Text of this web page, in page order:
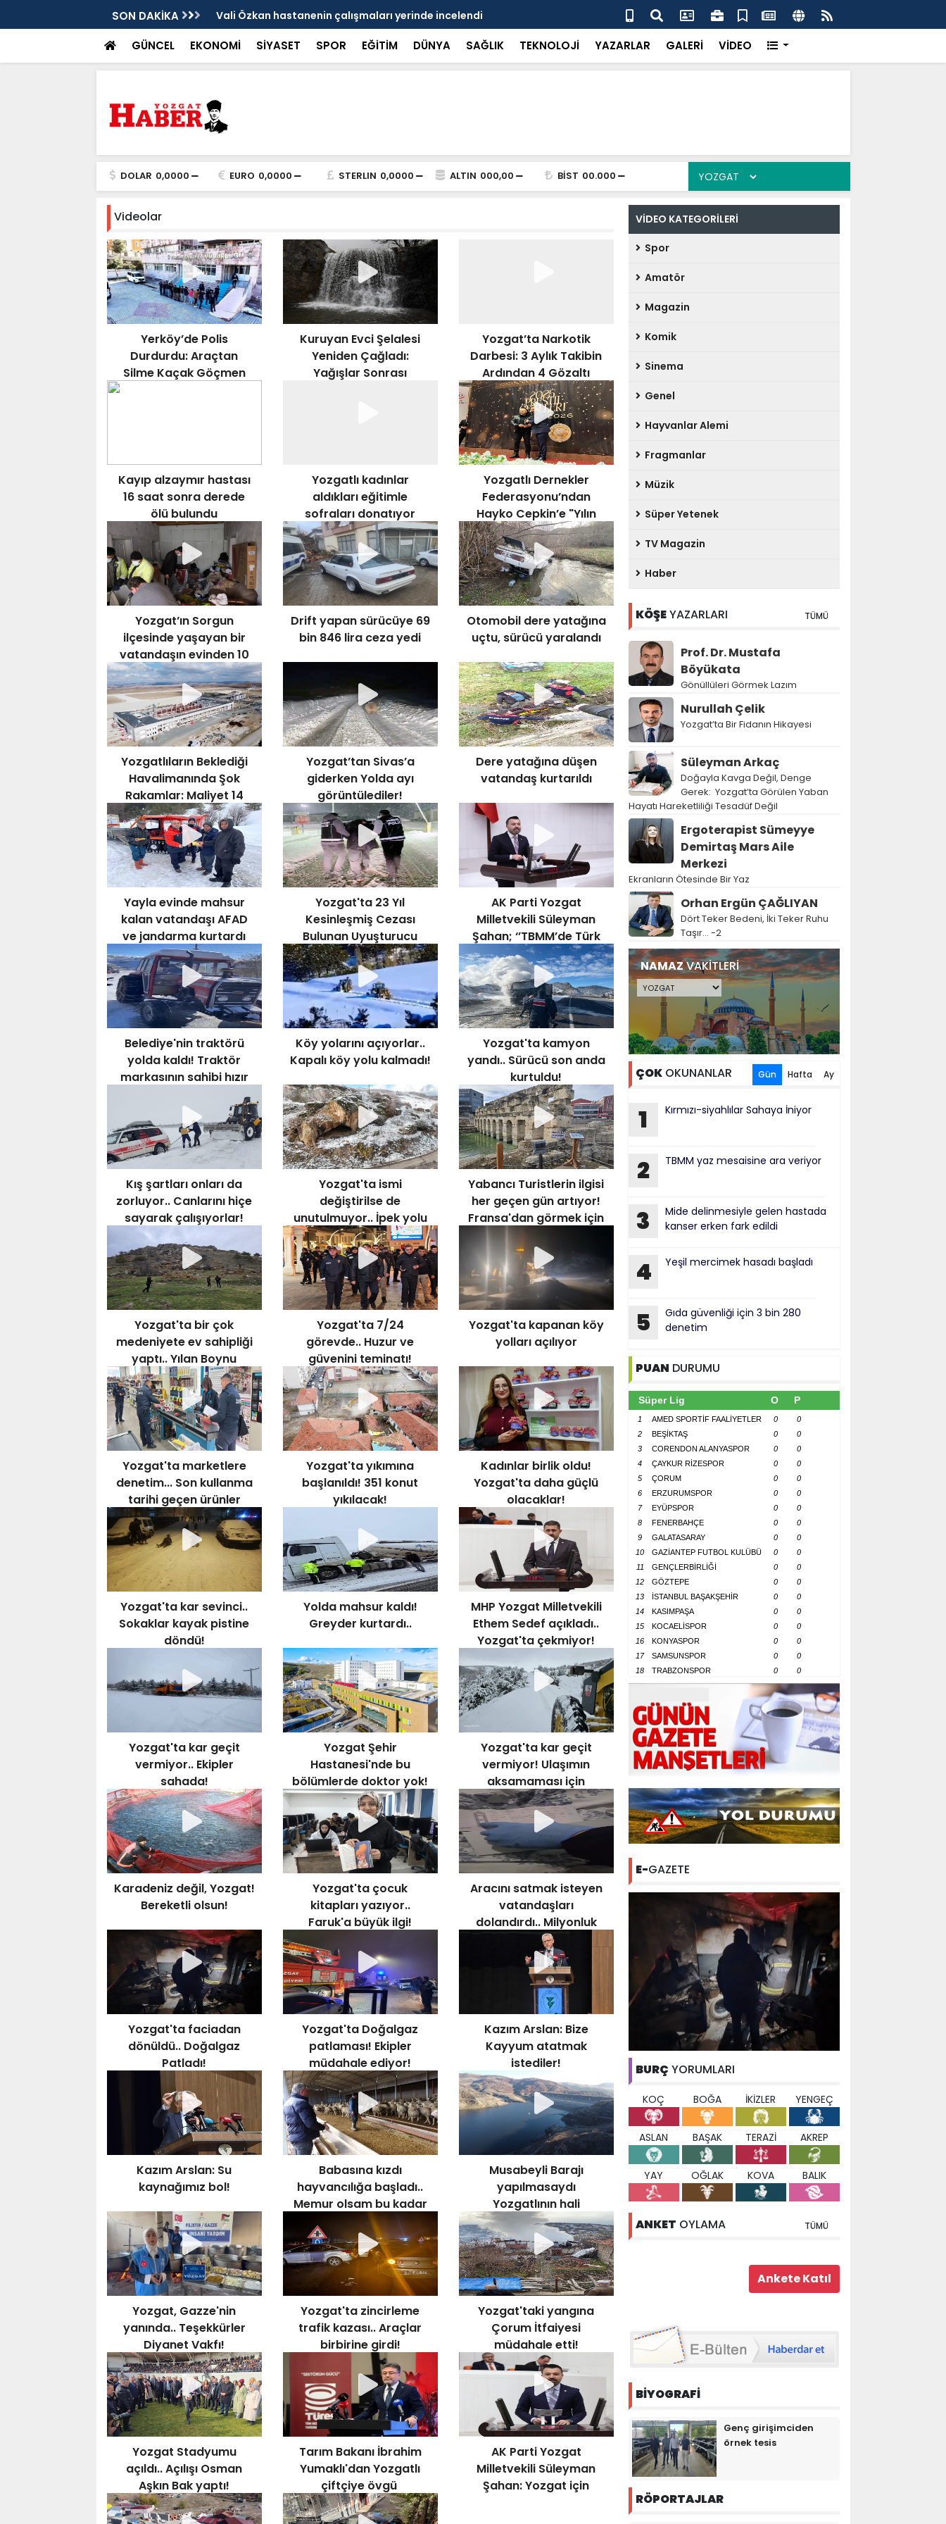
SON DAKİKA Vali Özkan hastanenin çalışmaları yerinde incelendi Karaarslan'dan UMKE'ye övgü
GÜNCEL EKONOMİ SİYASET SPOR EĞİTİM DÜNYA SAĞLIK TEKNOLOJİ YAZARLAR GALERİ VİDEO
DOLAR 0,0000 EURO 0,0000 STERLIN 0,0000 ALTIN 000,00 BİST 00.000
Videolar
Yerköy’de Polis
Durdurdu: Araçtan
Silme Kaçak Göçmen
Kuruyan Evci Şelalesi
Yeniden Çağladı:
Yağışlar Sonrası
Yozgat’ta Narkotik
Darbesi: 3 Aylık Takibin
Ardından 4 Gözaltı
Kayıp alzaymır hastası
16 saat sonra derede
ölü bulundu
Yozgatlı kadınlar
aldıkları eğitimle
sofraları donatıyor
Yozgatlı Dernekler
Federasyonu’ndan
Hayko Cepkin’e "Yılın
Sanatçısı" ödülü
Yozgat’ın Sorgun
ilçesinde yaşayan bir
vatandaşın evinden 10
ton çöp çıktı.
Drift yapan sürücüye 69
bin 846 lira ceza yedi
Otomobil dere yatağına
uçtu, sürücü yaralandı
Yozgatlıların Beklediği
Havalimanında Şok
Rakamlar: Maliyet 14
Katına Katlandı
Yozgat’tan Sivas’a
giderken Yolda ayı
görüntülediler!
Dere yatağına düşen
vatandaş kurtarıldı
Yayla evinde mahsur
kalan vatandaşı AFAD
ve jandarma kurtardı
Yozgat'ta 23 Yıl
Kesinleşmiş Cezası
Bulunan Uyuşturucu
Taciri Yakalandı
AK Parti Yozgat
Milletvekili Süleyman
Şahan; ‘’TBMM’de Türk
bayrağına uzanan eller
kırılır, dili koparılır, nefesi
kesilir’’
Belediye'nin traktörü
yolda kaldı! Traktör
markasının sahibi hızır
Köy yolarını açıyorlar..
Kapalı köy yolu kalmadı!
Yozgat'ta kamyon
yandı.. Sürücü son anda
kurtuldu!
Kış şartları onları da
zorluyor.. Canlarını hiçe
sayarak çalışıyorlar!
Yozgat'ta ismi
değiştirilse de
unutulmuyor.. İpek yolu
güzergahında
bulunuyor!
Yabancı Turistlerin ilgisi
her geçen gün artıyor!
Fransa'dan görmek için
geliyorlar!
Yozgat'ta bir çok
medeniyete ev sahipliği
yaptı.. Yılan Boynu
Tepesi ilgi bekliyor!
Yozgat'ta 7/24
görevde.. Huzur ve
güvenini teminatı!
Yozgat'ta kapanan köy
yolları açılıyor
Yozgat'ta marketlere
denetim... Son kullanma
tarihi geçen ürünler
imha edildi!
Yozgat'ta yıkımına
başlanıldı! 351 konut
yıkılacak!
Kadınlar birlik oldu!
Yozgat'ta daha güçlü
olacaklar!
Yozgat'ta kar sevinci..
Sokaklar kayak pistine
döndü!
Yolda mahsur kaldı!
Greyder kurtardı..
MHP Yozgat Milletvekili
Ethem Sedef açıkladı..
Yozgat'ta çekmiyor!
Yozgat'ta kar geçit
vermiyor.. Ekipler
sahada!
Yozgat Şehir
Hastanesi'nde bu
bölümlerde doktor yok!
Yozgat'ta kar geçit
vermiyor! Ulaşımın
aksamaması için
çalışıyorlar..
Karadeniz değil, Yozgat!
Bereketli olsun!
Yozgat'ta çocuk
kitapları yazıyor..
Faruk'a büyük ilgi!
Aracını satmak isteyen
vatandaşları
dolandırdı.. Milyonluk
vurgun!
Yozgat'ta faciadan
dönüldü.. Doğalgaz
Patladı!
Yozgat'ta Doğalgaz
patlaması! Ekipler
müdahale ediyor!
Kazım Arslan: Bize
Kayyum atatmak
istediler!
Kazım Arslan: Su
kaynağımız bol!
Babasına kızdı
hayvancılığa başladı..
Memur olsam bu kadar
para kazanamazdım!
Musabeyli Barajı
yapılmasaydı
Yozgatlının hali
perişandı! 25 yıl erken
tükendi!
Yozgat, Gazze'nin
yanında.. Teşekkürler
Diyanet Vakfı!
Yozgat'ta zincirleme
trafik kazası.. Araçlar
birbirine girdi!
Yozgat'taki yangına
Çorum İtfaiyesi
müdahale etti!
Yozgat Stadyumu
açıldı.. Açılışı Osman
Aşkın Bak yaptı!
Tarım Bakanı İbrahim
Yumaklı'dan Yozgatlı
çiftçiye övgü
AK Parti Yozgat
Milletvekili Süleyman
Şahan: Yozgat için
VİDEO KATEGORİLERİ
Spor
Amatör
Magazin
Komik
Sinema
Genel
Hayvanlar Alemi
Fragmanlar
Müzik
Süper Yetenek
TV Magazin
Haber
KÖŞEYAZARLARI TÜMÜ
Prof. Dr. Mustafa
Böyükata
Gönüllüleri Görmek Lazım
Nurullah Çelik
Yozgat’ta Bir Fidanın Hikayesi
Süleyman Arkaç
Doğayla Kavga Değil, Denge
Gerek: Yozgat’ta Görülen Yaban
Hayatı Hareketliliği Tesadüf Değil
Ergoterapist Sümeyye
Demirtaş Mars Aile
Merkezi
Ekranların Ötesinde Bir Yaz
Orhan Ergün ÇAĞLIYAN
Dört Teker Bedeni, İki Teker Ruhu
Taşır… -2
NAMAZVAKİTLERİ
ÇOKOKUNANLAR Gün Hafta Ay
1 Kırmızı-siyahlılar Sahaya İniyor
2 TBMM yaz mesaisine ara veriyor
3
Mide delinmesiyle gelen hastada
kanser erken fark edildi
4 Yeşil mercimek hasadı başladı
5
Gıda güvenliği için 3 bin 280
denetim
PUAN DURUMU
Süper Lig O P
1 AMED SPORTİF FAALİYETLER 0
0
2
BEŞİKTAŞ 0
0
3
CORENDON ALANYASPOR 0
0
4
ÇAYKUR RİZESPOR 0
0
5
ÇORUM 0
0
6
ERZURUMSPOR 0
0
7
EYÜPSPOR 0
0
8
FENERBAHÇE 0
0
9
GALATASARAY 0
0
10
GAZİANTEP FUTBOL KULÜBÜ 0
0
11
GENÇLERBİRLİĞİ 0
0
12
GÖZTEPE 0
0
13
İSTANBUL BAŞAKŞEHİR 0
0
14
KASIMPAŞA 0
0
15
KOCAELİSPOR 0
0
16
KONYASPOR 0
0
17
SAMSUNSPOR 0
0
18
TRABZONSPOR 0 0
E-GAZETE
BURÇ YORUMLARI
KOÇ BOĞA İKİZLER YENGEÇ
ASLAN BAŞAK TERAZİ AKREP
YAY OĞLAK KOVA BALIK
ANKET OYLAMA TÜMÜ
BİYOGRAFİ
Genç girişimciden
örnek tesis
RÖPORTAJLAR